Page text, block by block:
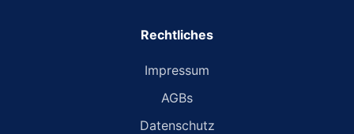
Rechtliches
Impressum
AGBs
Datenschutz